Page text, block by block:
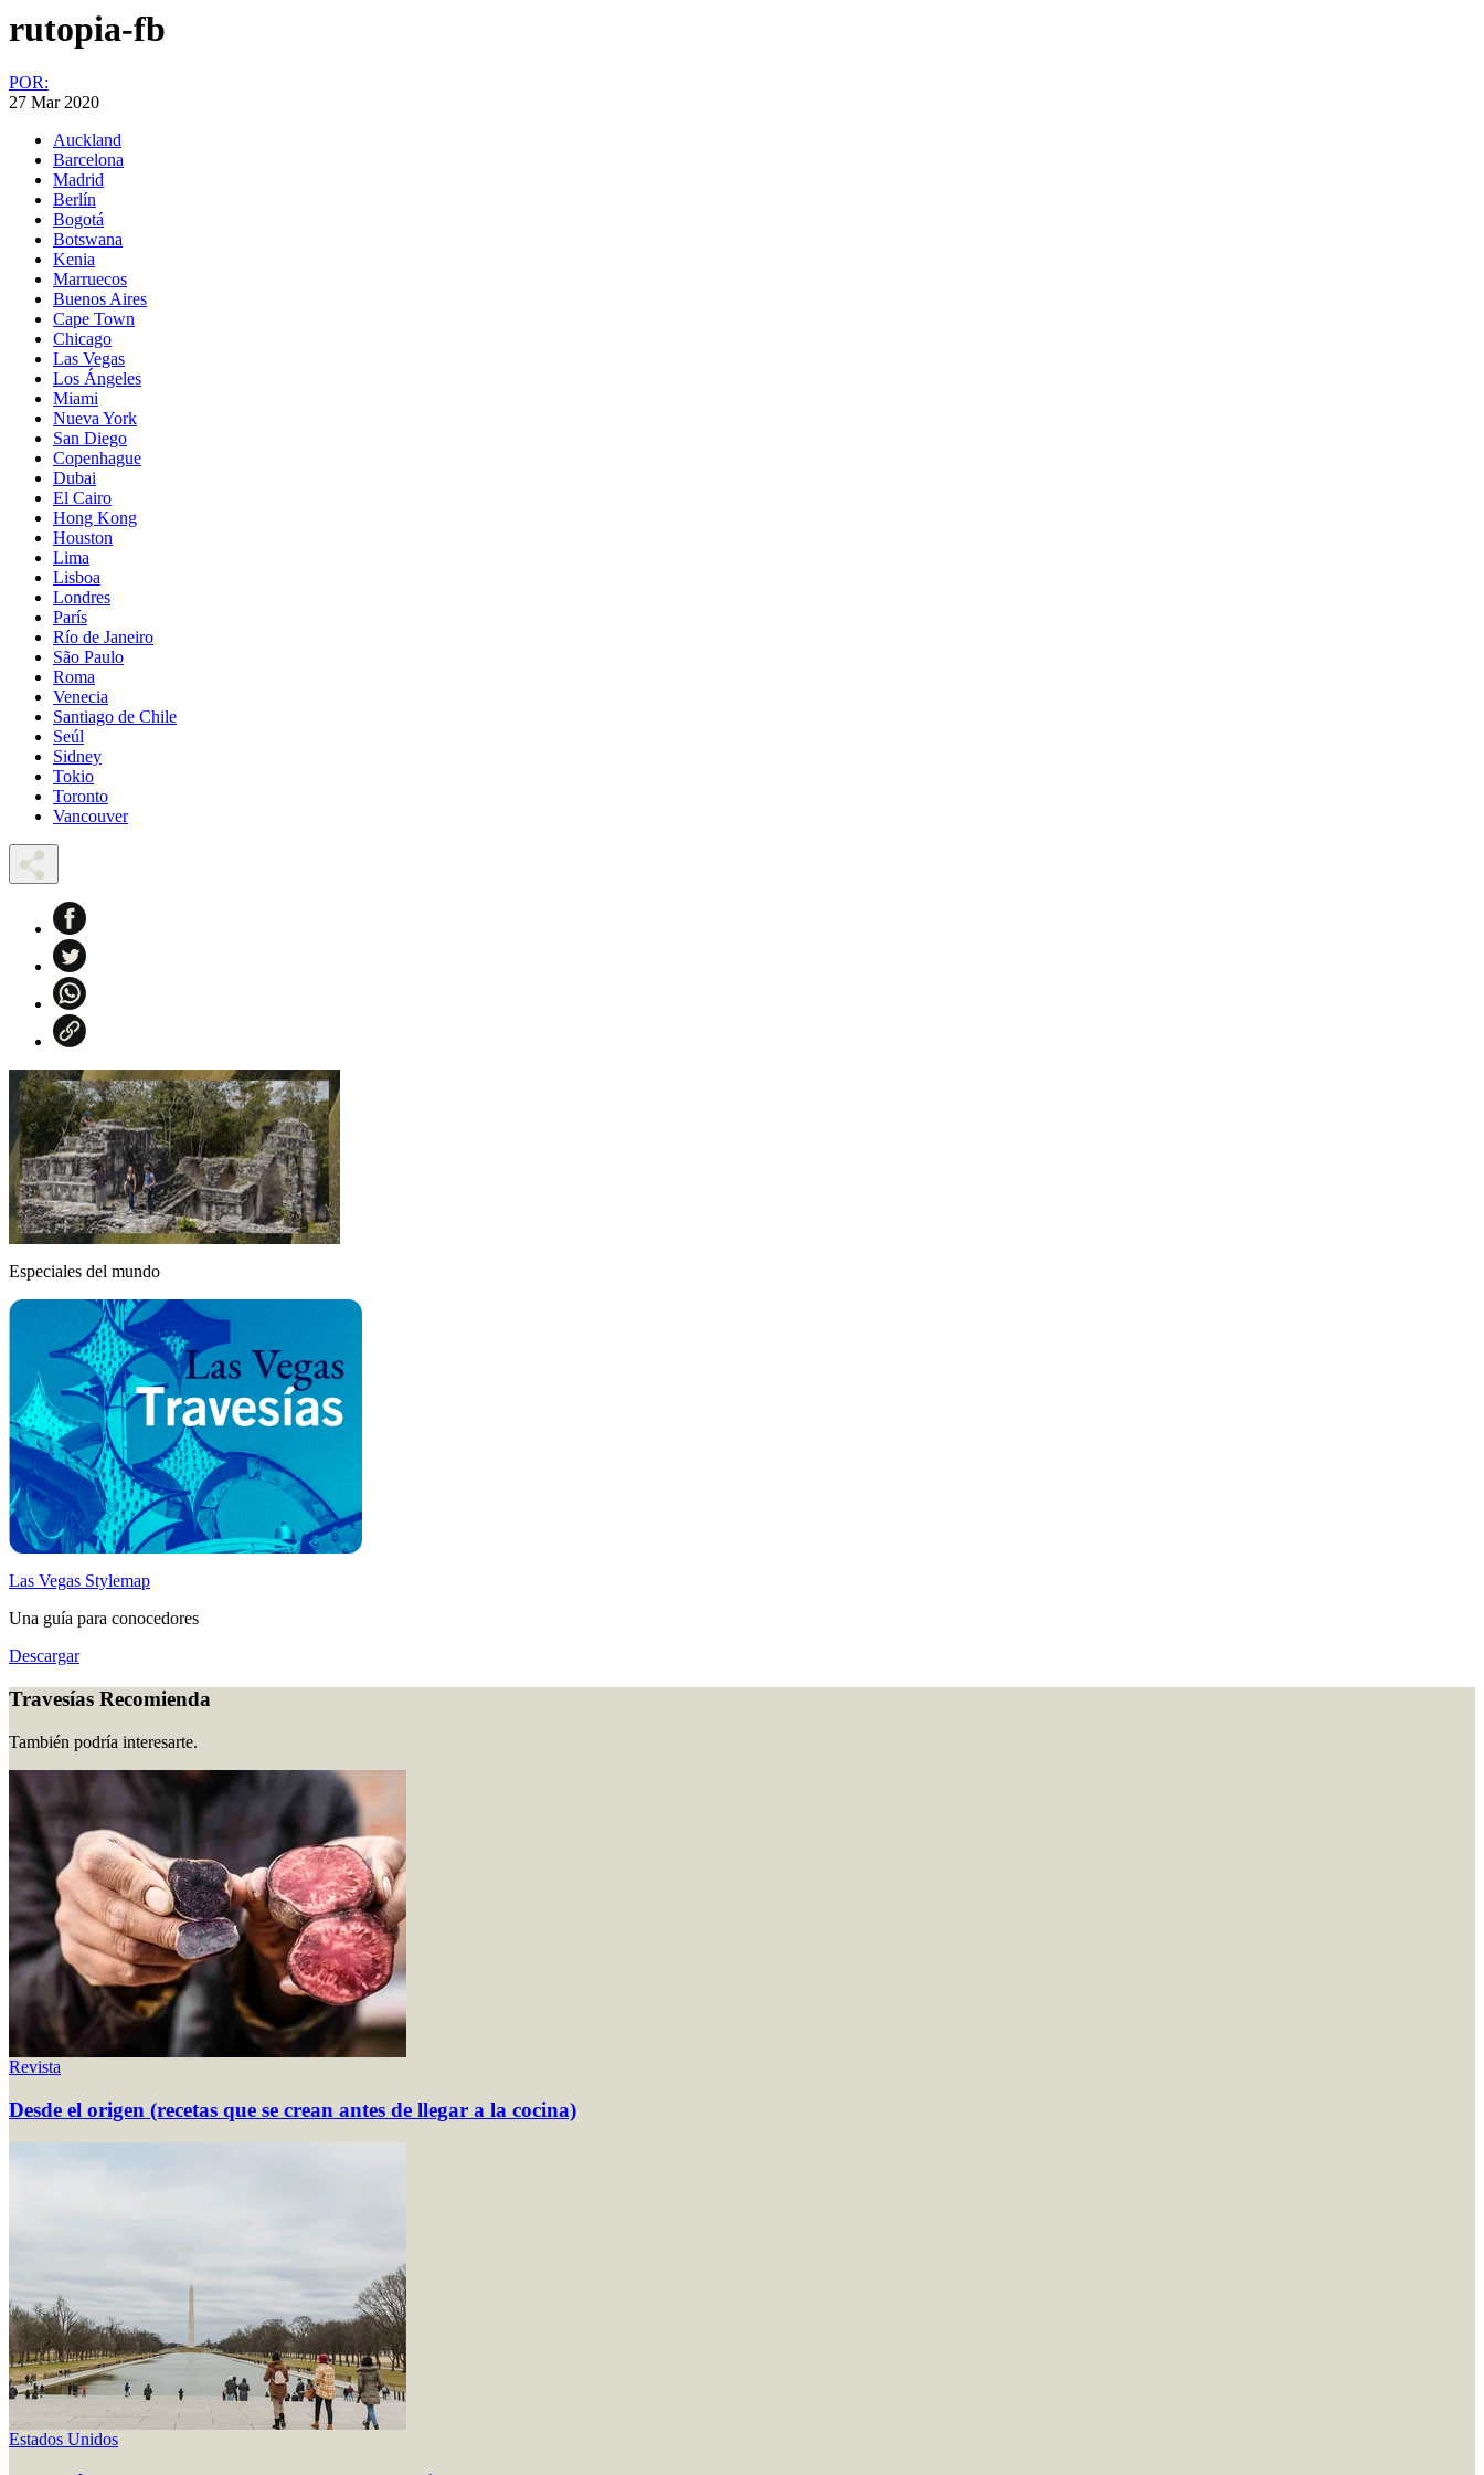
rutopia-fb
POR:
27 Mar 2020
Auckland
Barcelona
Madrid
Berlín
Bogotá
Botswana
Kenia
Marruecos
Buenos Aires
Cape Town
Chicago
Las Vegas
Los Ángeles
Miami
Nueva York
San Diego
Copenhague
Dubai
El Cairo
Hong Kong
Houston
Lima
Lisboa
Londres
París
Río de Janeiro
São Paulo
Roma
Venecia
Santiago de Chile
Seúl
Sidney
Tokio
Toronto
Vancouver
Especiales del mundo
Las Vegas Stylemap
Una guía para conocedores
Descargar
Travesías Recomienda
También podría interesarte.
Revista
Desde el origen (recetas que se crean antes de llegar a la cocina)
Estados Unidos